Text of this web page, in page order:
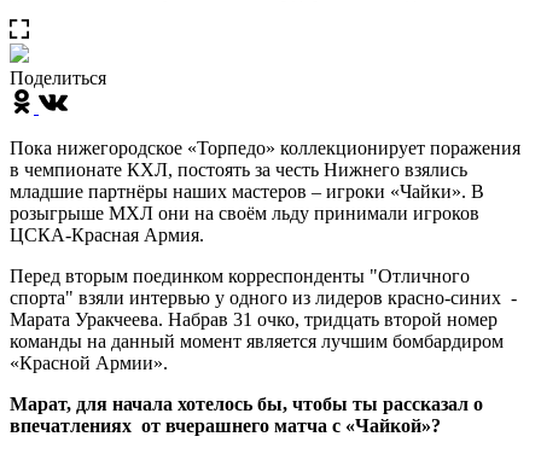
Поделиться
Пока нижегородское «Торпедо» коллекционирует поражения
в чемпионате КХЛ, постоять за честь Нижнего взялись
младшие партнёры наших мастеров – игроки «Чайки». В
розыгрыше МХЛ они на своём льду принимали игроков
ЦСКА-Красная Армия.
Перед вторым поединком корреспонденты "Отличного
спорта" взяли интервью у одного из лидеров красно-синих -
Марата Уракчеева. Набрав 31 очко, тридцать второй номер
команды на данный момент является лучшим бомбардиром
«Красной Армии».
Марат, для начала хотелось бы, чтобы ты рассказал о
впечатлениях от вчерашнего матча с «Чайкой»?